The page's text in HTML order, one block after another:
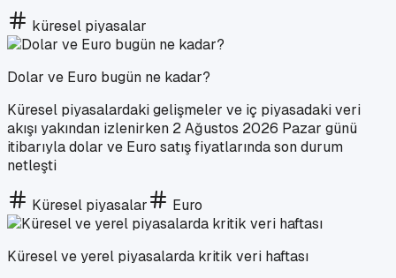
küresel piyasalar
Dolar ve Euro bugün ne kadar?
Küresel piyasalardaki gelişmeler ve iç piyasadaki veri
akışı yakından izlenirken 2 Ağustos 2026 Pazar günü
itibarıyla dolar ve Euro satış fiyatlarında son durum
netleşti
Küresel piyasalar Euro
Küresel ve yerel piyasalarda kritik veri haftası